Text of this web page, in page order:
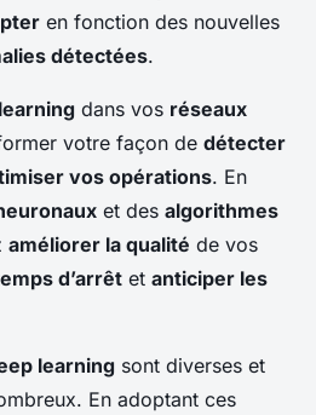
en fonction des nouvelles
détectées.
dans vos réseaux
votre façon de détecter
vos opérations. En
et des algorithmes
améliorer la qualité de vos
d’arrêt et anticiper les
learning sont diverses et
En adoptant ces